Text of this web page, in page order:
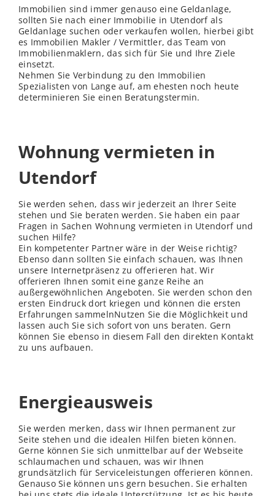
Immobilien sind immer genauso eine Geldanlage,
sollten Sie nach einer Immobilie in Utendorf als
Geldanlage suchen oder verkaufen wollen, hierbei gibt
es Immobilien Makler / Vermittler, das Team von
Immobilienmaklern, das sich für Sie und Ihre Ziele
einsetzt.
Nehmen Sie Verbindung zu den Immobilien
Spezialisten von Lange auf, am ehesten noch heute
determinieren Sie einen Beratungstermin.
Wohnung vermieten in
Utendorf
Sie werden sehen, dass wir jederzeit an Ihrer Seite
stehen und Sie beraten werden. Sie haben ein paar
Fragen in Sachen Wohnung vermieten in Utendorf und
suchen Hilfe?
Ein kompetenter Partner wäre in der Weise richtig?
Ebenso dann sollten Sie einfach schauen, was Ihnen
unsere Internetpräsenz zu offerieren hat. Wir
offerieren Ihnen somit eine ganze Reihe an
außergewöhnlichen Angeboten. Sie werden schon den
ersten Eindruck dort kriegen und können die ersten
Erfahrungen sammelnNutzen Sie die Möglichkeit und
lassen auch Sie sich sofort von uns beraten. Gern
können Sie ebenso in diesem Fall den direkten Kontakt
zu uns aufbauen.
Energieausweis
Sie werden merken, dass wir Ihnen permanent zur
Seite stehen und die idealen Hilfen bieten können.
Gerne können Sie sich unmittelbar auf der Webseite
schlaumachen und schauen, was wir Ihnen
grundsätzlich für Serviceleistungen offerieren können.
Genauso Sie können uns gern besuchen. Sie erhalten